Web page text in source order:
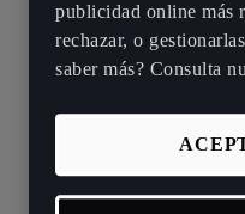
publicidad online más
rechazar, o
saber más? Consulta